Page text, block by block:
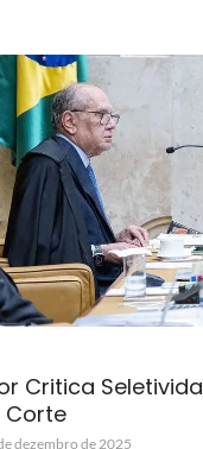
Critica
Corte
dezembro de 2025